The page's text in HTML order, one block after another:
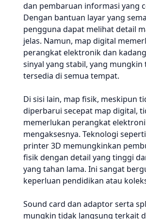
dan pembaruan informasi yang
Dengan bantuan layar yang
pengguna dapat melihat detail
jelas. Namun, map digital
perangkat elektronik dan
sinyal yang stabil, yang mungkin
tersedia di semua tempat.
Di sisi lain, map fisik, meskipun
diperbarui secepat map digital,
memerlukan perangkat
mengaksesnya. Teknologi
printer 3D memungkinkan
fisik dengan detail yang tinggi
yang tahan lama. Ini sangat
keperluan pendidikan atau
Sound card dan adaptor serta
mungkin tidak langsung terkait